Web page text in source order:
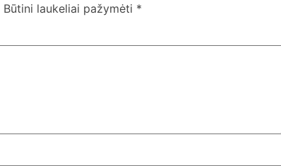
Būtini laukeliai pažymėti *